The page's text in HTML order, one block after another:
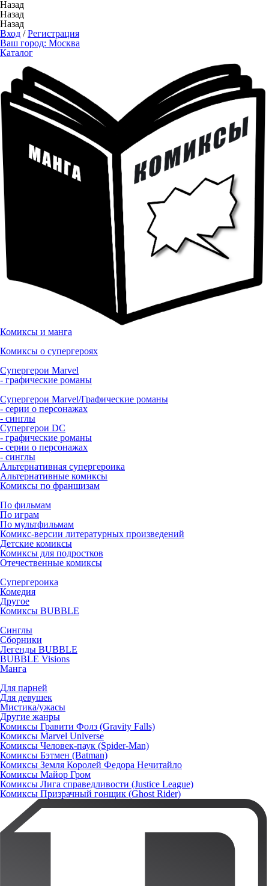
Назад
Назад
Назад
Вход /Регистрация
Ваш город: Москва
Каталог
Комиксы и манга
Комиксы о супергероях
Супергерои Marvel
- графические романы
Супергерои Marvel/Графические романы
- серии о персонажах
- синглы
Супергерои DC
- графические романы
- серии о персонажах
- синглы
Альтернативная супергероика
Альтернативные комиксы
Комиксы по франшизам
По фильмам
По играм
По мультфильмам
Комикс-версии литературных произведений
Детские комиксы
Комиксы для подростков
Отечественные комиксы
Супергероика
Комедия
Другое
Комиксы BUBBLE
Синглы
Сборники
Легенды BUBBLE
BUBBLE Visions
Манга
Для парней
Для девушек
Мистика/ужасы
Другие жанры
Комиксы Гравити Фолз (Gravity Falls)
Комиксы Marvel Universe
Комиксы Человек-паук (Spider-Man)
Комиксы Бэтмен (Batman)
Комиксы Земля Королей Федора Нечитайло
Комиксы Майор Гром
Комиксы Лига справедливости (Justice League)
Комиксы Призрачный гонщик (Ghost Rider)